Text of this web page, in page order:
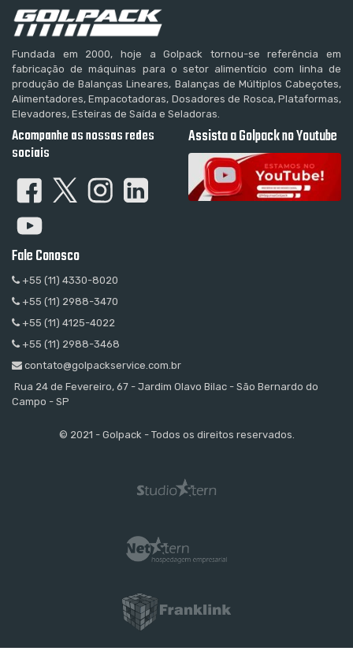
Fundada em 2000, hoje a Golpack tornou-se referência em
fabricação de máquinas para o setor alimentício com linha de
produção de Balanças Lineares, Balanças de Múltiplos Cabeçotes,
Alimentadores, Empacotadoras, Dosadores de Rosca, Plataformas,
Elevadores, Esteiras de Saída e Seladoras.
Acompanhe as nossas redes
sociais
Assista a Golpack no Youtube
Fale Conosco
+55 (11) 4330-8020
+55 (11) 2988-3470
+55 (11) 4125-4022
+55 (11) 2988-3468
contato@golpackservice.com.br
Rua 24 de Fevereiro, 67 - Jardim Olavo Bilac - São Bernardo do
Campo - SP
© 2021 - Golpack - Todos os direitos reservados.